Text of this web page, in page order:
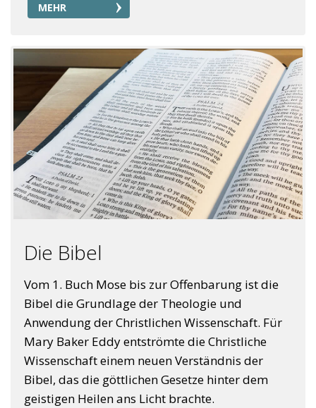
MEHR
Die Bibel
Vom 1. Buch Mose bis zur Offenbarung ist die
Bibel die Grundlage der Theologie und
Anwendung der Christlichen Wissenschaft. Für
Mary Baker Eddy entströmte die Christliche
Wissenschaft einem neuen Verständnis der
Bibel, das die göttlichen Gesetze hinter dem
geistigen Heilen ans Licht brachte.